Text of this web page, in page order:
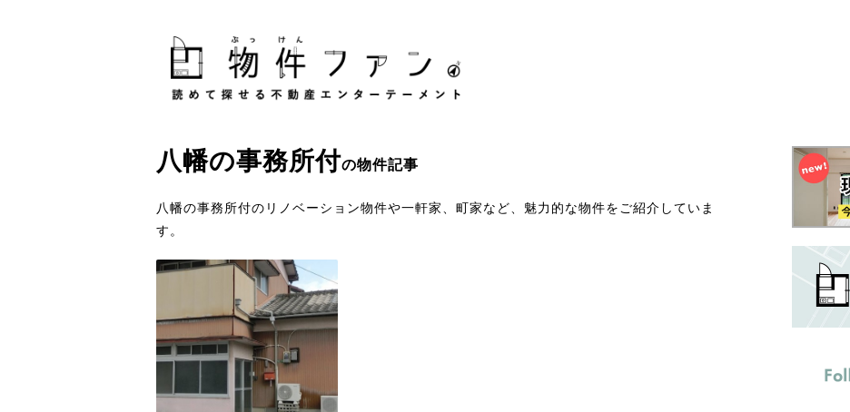
八幡の事務所付の物件記事
八幡の事務所付のリノベーション物件や一軒家、町家など、魅力的な物件をご紹介していま
す。